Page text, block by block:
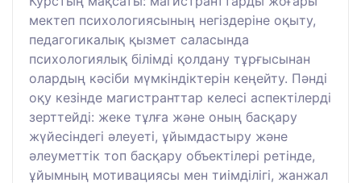
мектеп психологиясының негіздеріне оқыту,
педагогикалық қызмет саласында
психологиялық білімді қолдану тұрғысынан
олардың кәсіби мүмкіндіктерін кеңейту. Пәнді
оқу кезінде магистранттар келесі аспектілерді
зерттейді: жеке тұлға және оның басқару
жүйесіндегі әлеуеті, ұйымдастыру және
әлеуметтік топ басқару объектілері ретінде,
ұйымның мотивациясы мен тиімділігі, жанжал